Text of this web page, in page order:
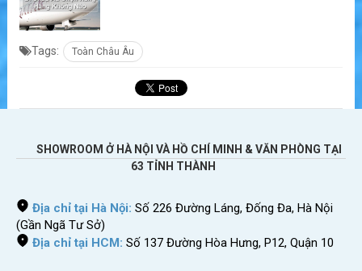
Tags: Toàn Châu Âu
SHOWROOM Ở HÀ NỘI VÀ HỒ CHÍ MINH & VĂN PHÒNG TẠI
63 TỈNH THÀNH
Địa chỉ tại Hà Nội: Số 226 Đường Láng, Đống Đa, Hà Nội
(Gần Ngã Tư Sở)
Địa chỉ tại HCM: Số 137 Đường Hòa Hưng, P12, Quận 10